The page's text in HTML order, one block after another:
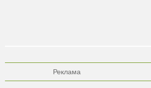
Реклама